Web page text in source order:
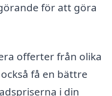
för att göra
offerter från olika
få en bättre
i din